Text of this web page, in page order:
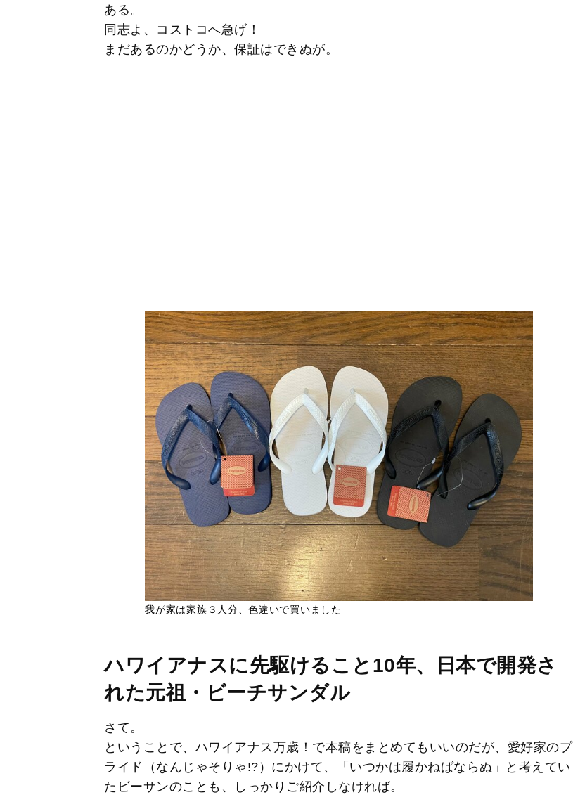
ある。
同志よ、コストコへ急げ！
まだあるのかどうか、保証はできぬが。
我が家は家族３人分、色違いで買いました
ハワイアナスに先駆けること10年、日本で開発さ
れた元祖・ビーチサンダル
さて。
ということで、ハワイアナス万歳！で本稿をまとめてもいいのだが、愛好家のプ
ライド（なんじゃそりゃ!?）にかけて、「いつかは履かねばならぬ」と考えてい
たビーサンのことも、しっかりご紹介しなければ。